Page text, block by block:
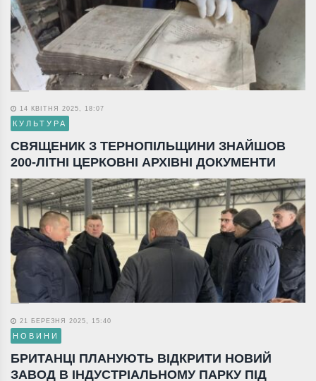
14 КВІТНЯ 2025, 18:07
КУЛЬТУРА
СВЯЩЕНИК З ТЕРНОПІЛЬЩИНИ ЗНАЙШОВ
200-ЛІТНІ ЦЕРКОВНІ АРХІВНІ ДОКУМЕНТИ
21 БЕРЕЗНЯ 2025, 15:40
НОВИНИ
БРИТАНЦІ ПЛАНУЮТЬ ВІДКРИТИ НОВИЙ
ЗАВОД В ІНДУСТРІАЛЬНОМУ ПАРКУ ПІД